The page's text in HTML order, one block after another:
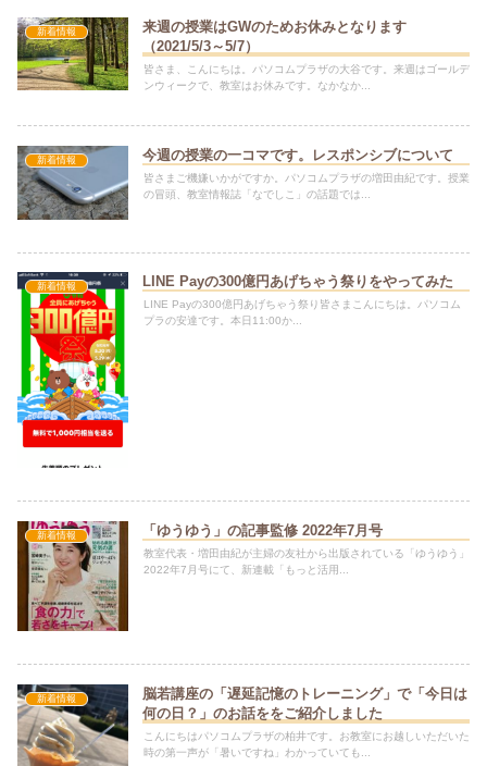
新着情報
来週の授業はGWのためお休みとなります
（2021/5/3～5/7）
皆さま、こんにちは。パソコムプラザの大谷です。来週はゴールデ
ンウィークで、教室はお休みです。なかなか...
新着情報 今週の授業の一コマです。レスポンシブについて
皆さまご機嫌いかがですか。パソコムプラザの増田由紀です。授業
の冒頭、教室情報誌「なでしこ」の話題では...
新着情報 LINE Payの300億円あげちゃう祭りをやってみた
LINE Payの300億円あげちゃう祭り皆さまこんにちは。パソコム
プラの安達です。本日11:00か...
新着情報 「ゆうゆう」の記事監修 2022年7月号
教室代表・増田由紀が主婦の友社から出版されている「ゆうゆう」
2022年7月号にて、新連載「もっと活用...
新着情報
脳若講座の「遅延記憶のトレーニング」で「今日は
何の日？」のお話ををご紹介しました
こんにちはパソコムプラザの柏井です。お教室にお越しいただいた
時の第一声が「暑いですね」わかっていても...